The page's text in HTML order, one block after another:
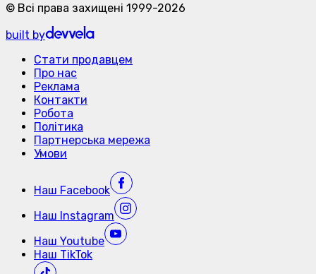
© Всі права захищені 1999-2026
built by
Стати продавцем
Про нас
Реклама
Контакти
Робота
Політика
Партнерська мережа
Умови
Наш Facebook
Наш Instagram
Наш Youtube
Наш TikTok